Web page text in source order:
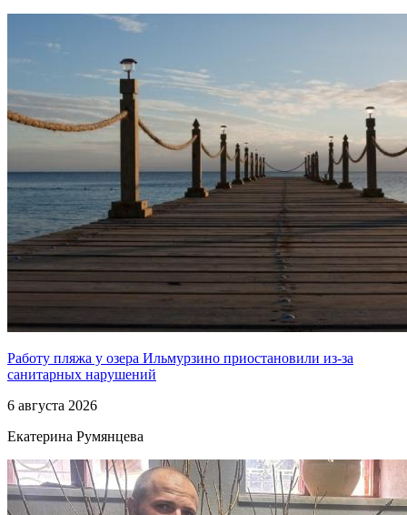
Работу пляжа у озера Ильмурзино приостановили из-за
санитарных нарушений
6 августа 2026
Екатерина Румянцева